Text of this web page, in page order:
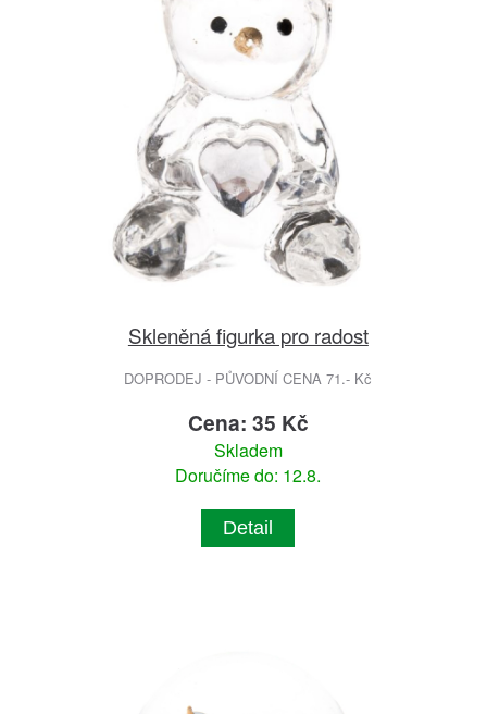
Skleněná figurka pro radost
DOPRODEJ - PŮVODNÍ CENA 71.- Kč
Cena: 35 Kč
Skladem
Doručíme do: 12.8.
Detail